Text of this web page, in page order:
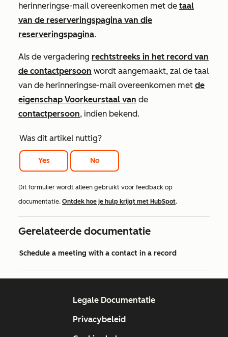
herinneringse-mail overeenkomen met de taal
van de reserveringspagina van die
reserveringspagina.
Als de vergadering rechtstreeks in het record van
de contactpersoon wordt aangemaakt, zal de taal
van de herinneringse-mail overeenkomen met de
eigenschap Voorkeurstaal van de
contactpersoon, indien bekend.
Was dit artikel nuttig?
Yes No
Dit formulier wordt alleen gebruikt voor feedback op
documentatie. Ontdek hoe je hulp krijgt met HubSpot.
Gerelateerde documentatie
Schedule a meeting with a contact in a record
Legale Documentatie
Privacybeleid